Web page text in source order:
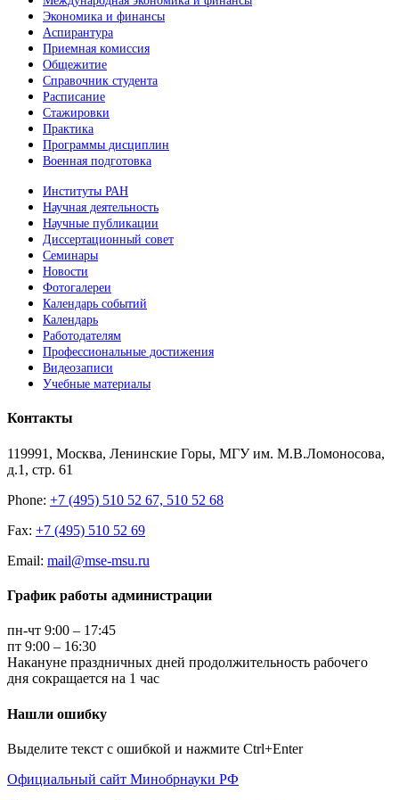
Экономика и финансы
Аспирантура
Приемная комиссия
Общежитие
Справочник студента
Расписание
Стажировки
Практика
Программы дисциплин
Военная подготовка
Институты РАН
Научная деятельность
Научные публикации
Диссертационный совет
Семинары
Новости
Фотогалереи
Календарь событий
Календарь
Работодателям
Профессиональные достижения
Видеозаписи
Учебные материалы
Контакты
119991, Москва, Ленинские Горы, МГУ им. М.В.Ломоносова,
д.1, стр. 61
Phone: +7 (495) 510 52 67, 510 52 68
Fax: +7 (495) 510 52 69
Email: mail@mse-msu.ru
График работы администрации
пн-чт 9:00 – 17:45
пт 9:00 – 16:30
Накануне праздничных дней продолжительность рабочего
дня сокращается на 1 час
Нашли ошибку
Выделите текст с ошибкой и нажмите Ctrl+Enter
Официальный сайт Минобрнауки РФ